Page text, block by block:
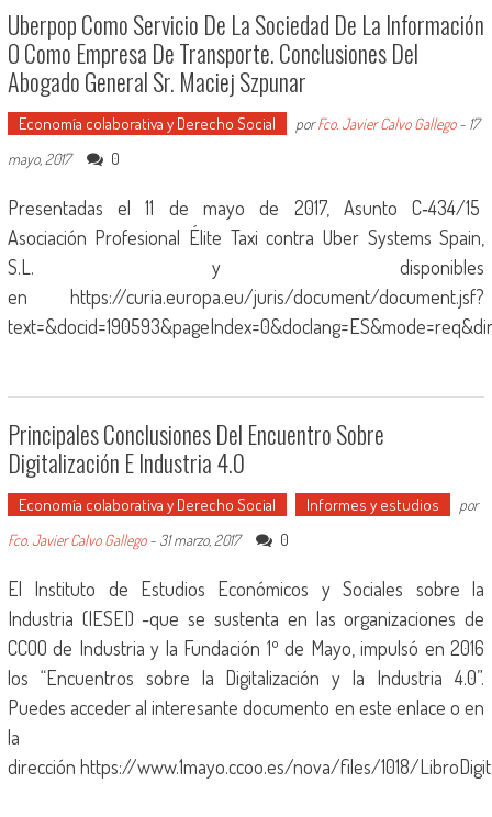
Uberpop Como Servicio De La Sociedad De La Información
O Como Empresa De Transporte. Conclusiones Del
Abogado General Sr. Maciej Szpunar
Economía colaborativa y Derecho Social porFco. Javier Calvo Gallego- 17
mayo, 2017
0
Presentadas el 11 de mayo de 2017, Asunto C‑434/15
Asociación Profesional Élite Taxi contra Uber Systems Spain,
S.L. y disponibles
en https://curia.europa.eu/juris/document/document.jsf?
Principales Conclusiones Del Encuentro Sobre
Digitalización E Industria 4.0
Economía colaborativa y Derecho Social Informes y estudios
por
Fco. Javier Calvo Gallego- 31 marzo, 2017 0
El Instituto de Estudios Económicos y Sociales sobre la
Industria (IESEI) -que se sustenta en las organizaciones de
CCOO de Industria y la Fundación 1º de Mayo, impulsó en 2016
los “Encuentros sobre la Digitalización y la Industria 4.0”.
Puedes acceder al interesante documento en este enlace o en
la
dirección https://www.1mayo.ccoo.es/nova/files/1018/